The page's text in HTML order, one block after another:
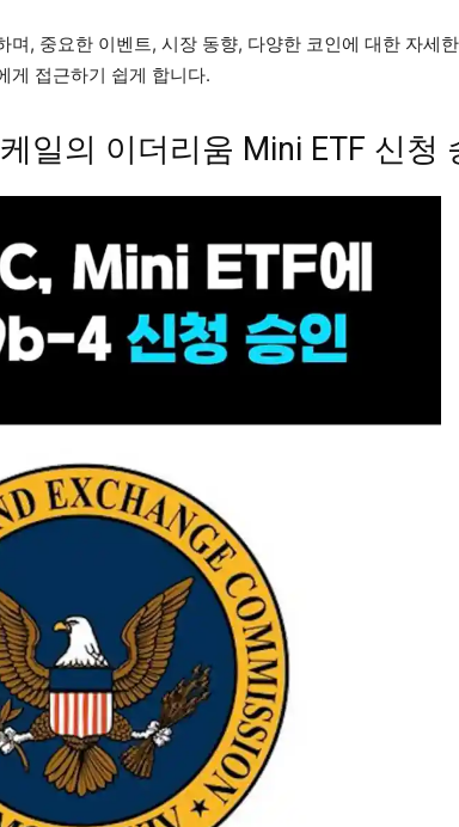
며, 중요한 이벤트, 시장 동향, 다양한 코인에 대한 자세
게 접근하기 쉽게 합니다.
일의 이더리움 Mini ETF 신청